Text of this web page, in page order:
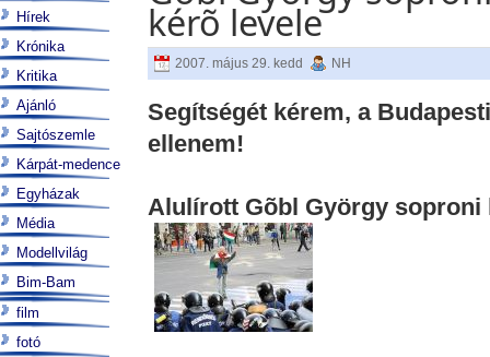
kérõ levele
2007. május 29. kedd NH
Segítségét kérem, a
ellenem!
Alulírott Gõbl György soproni
Hírek
Krónika
Kritika
Ajánló
Sajtószemle
Kárpát-medence
Egyházak
Média
Modellvilág
Bim-Bam
film
fotó